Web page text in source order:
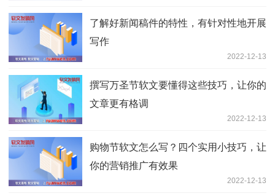
了解好新闻稿件的特性，有针对性地开展
写作
2022-12-13
撰写万圣节软文要懂得这些技巧，让你的
文章更有格调
2022-12-13
购物节软文怎么写？四个实用小技巧，让
你的营销推广有效果
2022-12-13